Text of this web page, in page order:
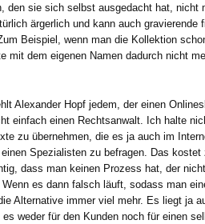
den sie sich selbst ausgedacht hat, nicht
ärgerlich und kann auch gravierende
Beispiel, wenn man die Kollektion
mit dem eigenen Namen dadurch nicht
Alexander Hopf jedem, der einen
einfach einen Rechtsanwalt. Ich halte
zu übernehmen, die es ja auch im
Spezialisten zu befragen. Das kostet
dass man keinen Prozess hat, der
es dann falsch läuft, sodass man
Alternative immer viel mehr. Es liegt ja
es weder für den Kunden noch für einen